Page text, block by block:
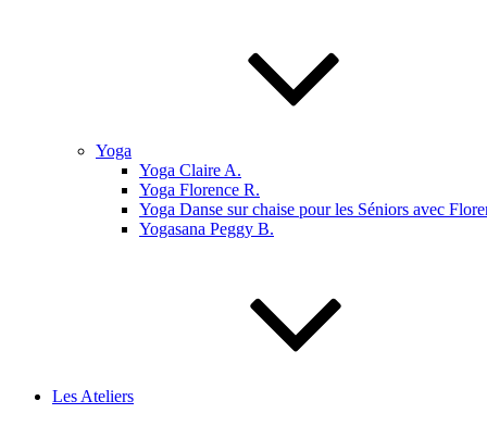
Yoga
Yoga Claire A.
Yoga Florence R.
Yoga Danse sur chaise pour les Séniors avec
Yogasana Peggy B.
Les Ateliers